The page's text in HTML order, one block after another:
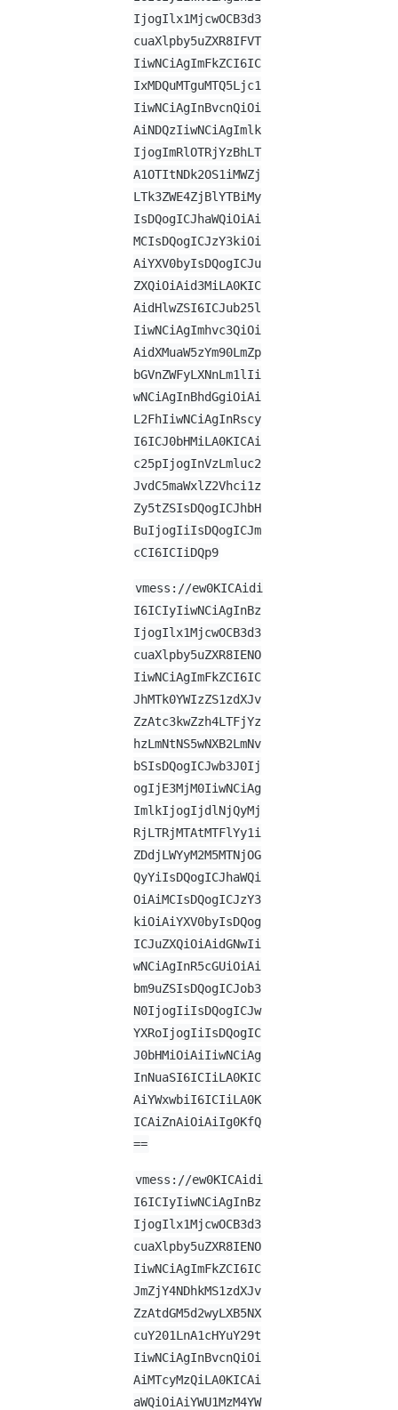
IjogIlx1MjcwOCB3d3
cuaXlpby5uZXR8IFVT
IiwNCiAgImFkZCI6IC
IxMDQuMTguMTQ5Ljc1
IiwNCiAgInBvcnQiOi
AiNDQzIiwNCiAgImlk
IjogImRlOTRjYzBhLT
A1OTItNDk2OS1iMWZj
LTk3ZWE4ZjBlYTBiMy
IsDQogICJhaWQiOiAi
MCIsDQogICJzY3kiOi
AiYXV0byIsDQogICJu
ZXQiOiAid3MiLA0KIC
AidHlwZSI6ICJub25l
IiwNCiAgImhvc3QiOi
AidXMuaW5zYm90LmZp
bGVnZWFyLXNnLm1lIi
wNCiAgInBhdGgiOiAi
L2FhIiwNCiAgInRscy
I6ICJ0bHMiLA0KICAi
c25pIjogInVzLmluc2
JvdC5maWxlZ2Vhci1z
Zy5tZSIsDQogICJhbH
BuIjogIiIsDQogICJm
cCI6ICIiDQp9
vmess://ew0KICAidi
I6ICIyIiwNCiAgInBz
IjogIlx1MjcwOCB3d3
cuaXlpby5uZXR8IENO
IiwNCiAgImFkZCI6IC
JhMTk0YWIzZS1zdXJv
ZzAtc3kwZzh4LTFjYz
hzLmNtNS5wNXB2LmNv
bSIsDQogICJwb3J0Ij
ogIjE3MjM0IiwNCiAg
ImlkIjogIjdlNjQyMj
RjLTRjMTAtMTFlYy1i
ZDdjLWYyM2M5MTNjOG
QyYiIsDQogICJhaWQi
OiAiMCIsDQogICJzY3
kiOiAiYXV0byIsDQog
ICJuZXQiOiAidGNwIi
wNCiAgInR5cGUiOiAi
bm9uZSIsDQogICJob3
N0IjogIiIsDQogICJw
YXRoIjogIiIsDQogIC
J0bHMiOiAiIiwNCiAg
InNuaSI6ICIiLA0KIC
AiYWxwbiI6ICIiLA0K
ICAiZnAiOiAiIg0KfQ
==
vmess://ew0KICAidi
I6ICIyIiwNCiAgInBz
IjogIlx1MjcwOCB3d3
cuaXlpby5uZXR8IENO
IiwNCiAgImFkZCI6IC
JmZjY4NDhkMS1zdXJv
ZzAtdGM5d2wyLXB5NX
cuY201LnA1cHYuY29t
IiwNCiAgInBvcnQiOi
AiMTcyMzQiLA0KICAi
aWQiOiAiYWU1MzM4YW